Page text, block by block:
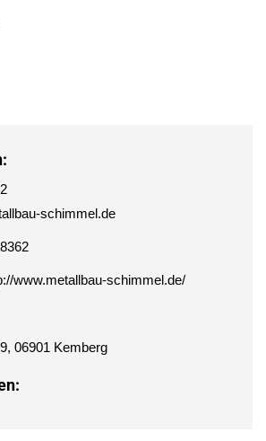
schimmel.de
www.metallbau-schimmel.de/
06901 Kemberg